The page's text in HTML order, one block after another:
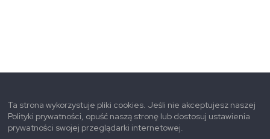
Ta strona wykorzystuje pliki cookies. Jeśli nie akceptujesz naszej
Polityki prywatności, opuść naszą stronę lub dostosuj ustawienia
prywatności swojej przeglądarki internetowej.